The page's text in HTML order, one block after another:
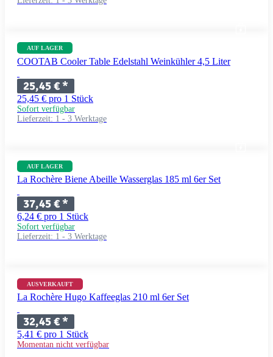
AUF LAGER
COOTAB Cooler Table Edelstahl Weinkühler 4,5 Liter
25,45 €*
25,45 € pro 1 Stück
Sofort verfügbar
Lieferzeit: 1 - 3 Werktage
AUF LAGER
La Rochère Biene Abeille Wasserglas 185 ml 6er Set
37,45 €*
6,24 € pro 1 Stück
Sofort verfügbar
Lieferzeit: 1 - 3 Werktage
AUSVERKAUFT
La Rochère Hugo Kaffeeglas 210 ml 6er Set
32,45 €*
5,41 € pro 1 Stück
Momentan nicht verfügbar